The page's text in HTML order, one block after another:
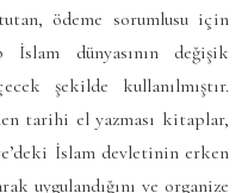
ödeme sorumlusu için
İslam dünyasının değişik
şekilde kullanılmıştır.
tarihi el yazması kitaplar,
İslam devletinin erken
uygulandığını ve organize